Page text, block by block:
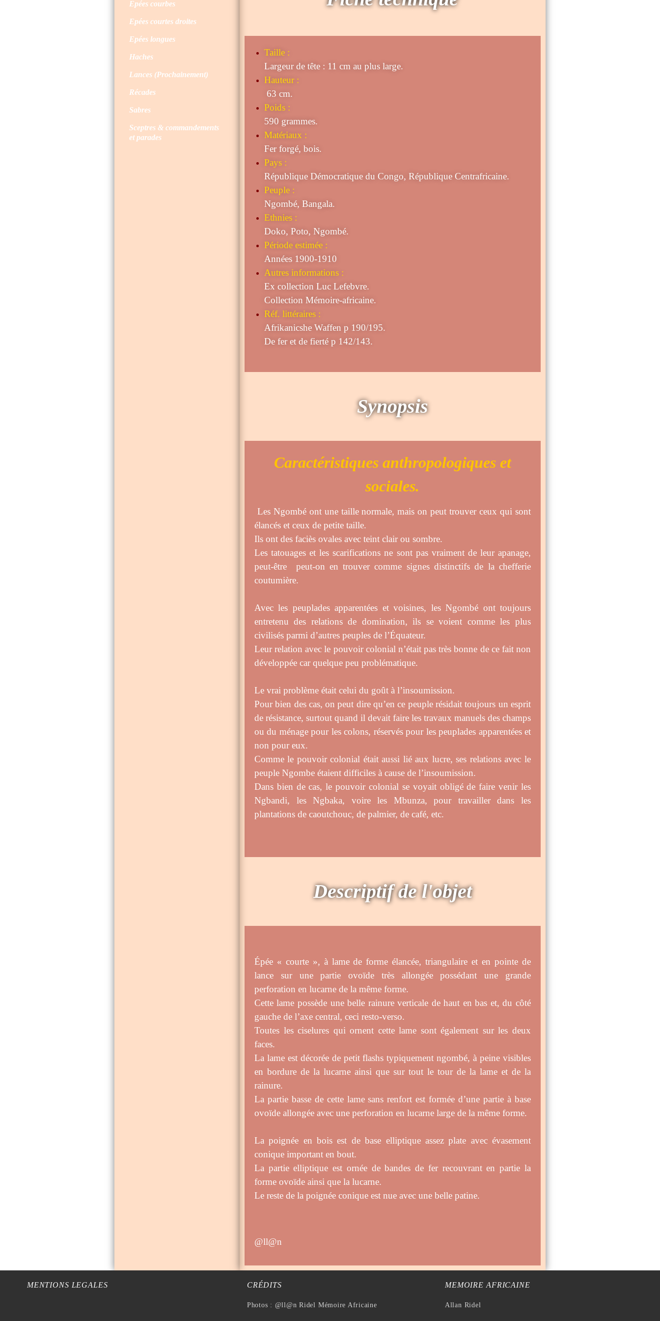
Epées courbes
Epées courtes droites
Epées longues
Haches
Lances (Prochainement)
Récades
Sabres
Sceptres & commandements
et parades
Taille:
Largeur de tête : 11 cm au plus large.
Hauteur :
63 cm.
Poids :
590 grammes.
Matériaux :
Fer forgé, bois.
Pays :
République Démocratique du Congo, République Centrafricaine.
Peuple :
Ngombé, Bangala.
Ethnies :
Doko, Poto, Ngombé.
Période estimée :
Années 1900-1910
Autres informations :
Ex collection Luc Lefebvre.
Collection Mémoire-africaine.
Réf. littéraires :
Afrikanicshe Waffen p 190/195.
De fer et de fierté p 142/143.
Synopsis
Caractéristiques anthropologiques et
sociales.
Les Ngombé ont une taille normale, mais on peut trouver ceux qui sont
élancés et ceux de petite taille.
Ils ont des faciès ovales avec teint clair ou sombre.
Les tatouages et les scarifications ne sont pas vraiment de leur apanage,
peut-être peut-on en trouver comme signes distinctifs de la chefferie
coutumière.
Avec les peuplades apparentées et voisines, les Ngombé ont toujours
entretenu des relations de domination, ils se voient comme les plus
civilisés parmi d’autres peuples de l’Équateur.
Leur relation avec le pouvoir colonial n’était pas très bonne de ce fait non
développée car quelque peu problématique.
Le vrai problème était celui du goût à l’insoumission.
Pour bien des cas, on peut dire qu’en ce peuple résidait toujours un esprit
de résistance, surtout quand il devait faire les travaux manuels des champs
ou du ménage pour les colons, réservés pour les peuplades apparentées et
non pour eux.
Comme le pouvoir colonial était aussi lié aux lucre, ses relations avec le
peuple Ngombe étaient difficiles à cause de l’insoumission.
Dans bien de cas, le pouvoir colonial se voyait obligé de faire venir les
Ngbandi, les Ngbaka, voire les Mbunza, pour travailler dans les
plantations de caoutchouc, de palmier, de café, etc.
Descriptif de l'objet
Épée « courte », à lame de forme élancée, triangulaire et en pointe de
lance sur une partie ovoïde très allongée possédant une grande
perforation en lucarne de la même forme.
Cette lame possède une belle rainure verticale de haut en bas et, du côté
gauche de l’axe central, ceci resto-verso.
Toutes les ciselures qui ornent cette lame sont également sur les deux
faces.
La lame est décorée de petit flashs typiquement ngombé, à peine visibles
en bordure de la lucarne ainsi que sur tout le tour de la lame et de la
rainure.
La partie basse de cette lame sans renfort est formée d’une partie à base
ovoïde allongée avec une perforation en lucarne large de la même forme.
La poignée en bois est de base elliptique assez plate avec évasement
conique important en bout.
La partie elliptique est ornée de bandes de fer recouvrant en partie la
forme ovoïde ainsi que la lucarne.
Le reste de la poignée conique est nue avec une belle patine.
@ll@n
MENTIONS LEGALES CRÉDITS
Photos : @ll@n Ridel Mémoire Africaine
MEMOIRE AFRICAINE
Allan Ridel